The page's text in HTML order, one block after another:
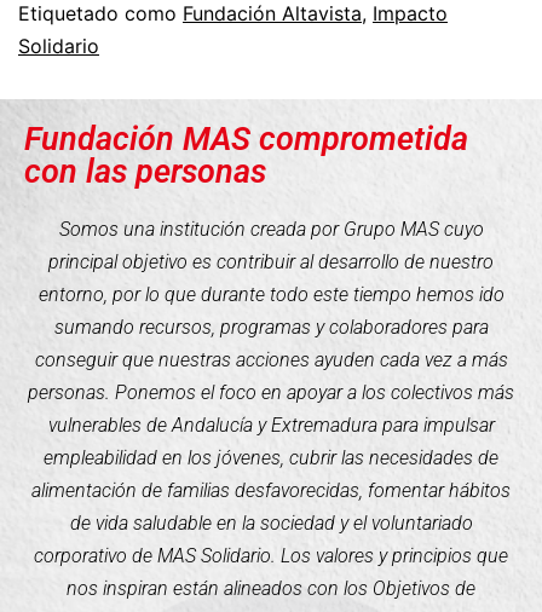
Etiquetado como Fundación Altavista, Impacto
Solidario
Fundación MAS comprometida
con las personas
Somos una institución creada por Grupo MAS cuyo
principal objetivo es contribuir al desarrollo de nuestro
entorno, por lo que durante todo este tiempo hemos ido
sumando recursos, programas y colaboradores para
conseguir que nuestras acciones ayuden cada vez a más
personas. Ponemos el foco en apoyar a los colectivos más
vulnerables de Andalucía y Extremadura para impulsar
empleabilidad en los jóvenes, cubrir las necesidades de
alimentación de familias desfavorecidas, fomentar hábitos
de vida saludable en la sociedad y el voluntariado
corporativo de MAS Solidario. Los valores y principios que
nos inspiran están alineados con los Objetivos de